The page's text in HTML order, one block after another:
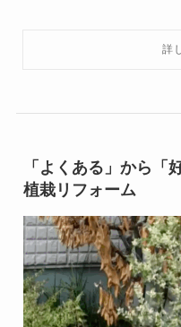
「よくある」から「
植栽リフォーム